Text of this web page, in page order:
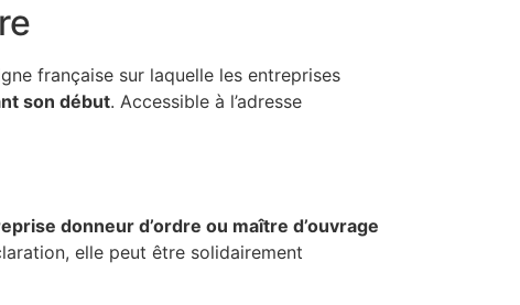
française sur laquelle les entreprises
son début. Accessible à l’adresse
donneur d’ordre ou maître d’ouvrage
elle peut être solidairement